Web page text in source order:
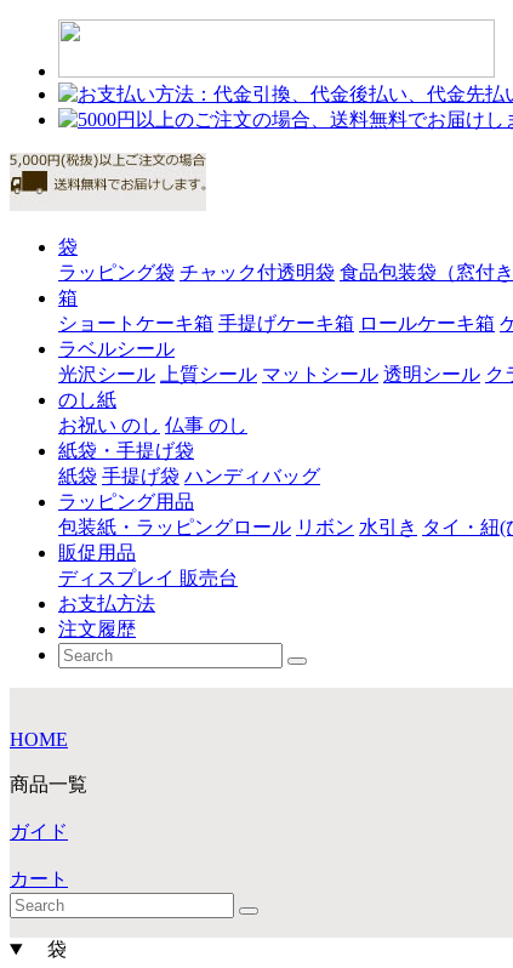
袋
ラッピング袋 チャック付透明袋 食品包装袋（窓付き
箱
ショートケーキ箱 手提げケーキ箱 ロールケーキ箱
ラベルシール
光沢シール
上質シール マットシール 透明シール ク
のし紙
お祝い のし 仏事 のし
紙袋・手提げ袋
紙袋 手提げ袋 ハンディバッグ
ラッピング用品
包装紙・ラッピングロール リボン 水引き タイ・紐(
販促用品
ディスプレイ 販売台
お支払方法
注文履歴
HOME
商品一覧
ガイド
カート
袋